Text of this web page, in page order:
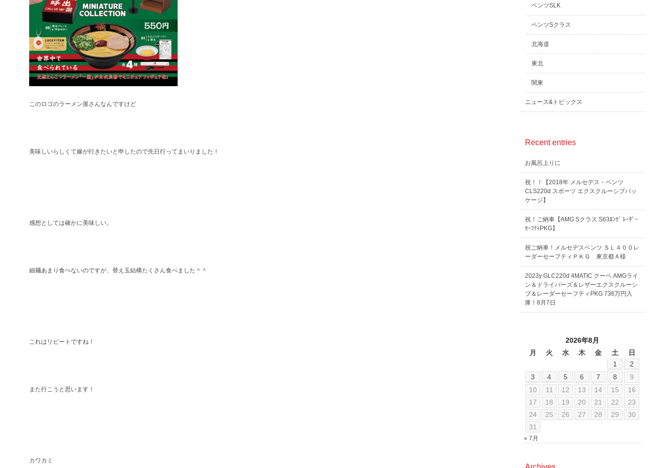
このロゴのラーメン屋さんなんですけど
美味しいらしくて嫁が行きたいと申したので先日行ってまいりました！
感想としては確かに美味しい。
細麺あまり食べないのですが、替え玉結構たくさん食べました＾＾
これはリピートですね！
また行こうと思います！
カワカミ
ベンツSLK
ベンツSクラス
北海道
東北
関東
ニュース&トピックス
Recent entries
お風呂上りに
祝！！【2018年 メルセデス・ベンツ
CLS220d スポーツ エクスクルーシブパッ
ケージ】
祝！ご納車【AMG Sクラス S63ﾛﾝｸﾞ ﾚｰﾀﾞｰ
ｾｰﾌﾃｨPKG】
祝ご納車！メルセデスベンツ ＳＬ４００レ
ーダーセーフティＰＫＧ 東京都Ａ様
2023y GLC220d 4MATIC クーペ AMGライ
ン＆ドライバーズ＆レザーエクスクルーシ
ブ＆レーダーセーフティPKG 736万円入
庫！8月7日
2026年8月
月
火 水 木 金 土
日
1
2
3
4 5 6 7 8
9
10
11 12 13 14 15
16
17
18 19 20 21 22
23
24
25 26 27 28 29
30
31
« 7月